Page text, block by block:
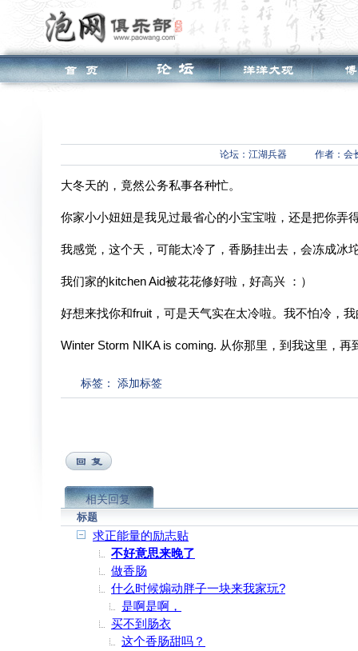
论坛： 江湖兵器 作者：会
大冬天的，竟然公务私事各种忙。
你家小小妞妞是我见过最省心的小宝宝啦，还是把你弄
我感觉，这个天，可能太冷了，香肠挂出去，会冻成冰
我们家的kitchen Aid被花花修好啦，好高兴 ：）
好想来找你和fruit，可是天气实在太冷啦。我不怕冷，
Winter Storm NIKA is coming. 从你那里，到我这里，
标签： 添加标签
相关回复
标题
求正能量的励志贴
不好意思来晚了
做香肠
什么时候煽动胖子一块来我家玩?
是啊是啊，
买不到肠衣
这个香肠甜吗？